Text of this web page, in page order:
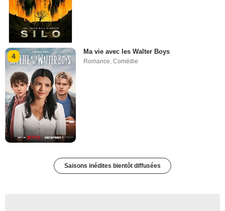
4
Ma vie avec les Walter Boys
Romance,Comédie
Saisons inédites bientôt diffusées